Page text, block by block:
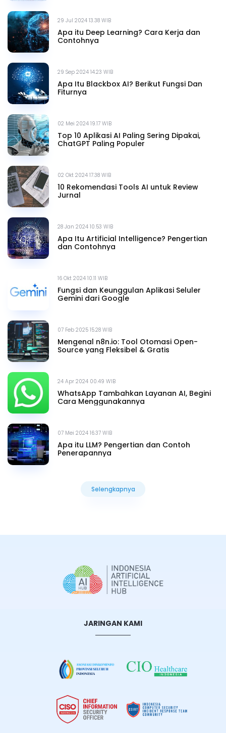
29 Jul 2024 13.38 WIB
Apa itu Deep Learning? Cara Kerja dan
Contohnya
29 Sep 2024 14.23 WIB
Apa Itu Blackbox AI? Berikut Fungsi Dan
Fiturnya
02 Mei 2024 19.17 WIB
Top 10 Aplikasi AI Paling Sering Dipakai,
ChatGPT Paling Populer
02 Okt 2024 17.38 WIB
10 Rekomendasi Tools AI untuk Review
Jurnal
28 Jan 2024 10.53 WIB
Apa Itu Artificial Intelligence? Pengertian
dan Contohnya
16 Okt 2024 10.11 WIB
Fungsi dan Keunggulan Aplikasi Seluler
Gemini dari Google
07 Feb 2025 15.28 WIB
Mengenal n8n.io: Tool Otomasi Open-
Source yang Fleksibel & Gratis
24 Apr 2024 00.49 WIB
WhatsApp Tambahkan Layanan AI, Begini
Cara Menggunakannya
07 Mei 2024 16.37 WIB
Apa itu LLM? Pengertian dan Contoh
Penerapannya
Selengkapnya
JARINGAN KAMI